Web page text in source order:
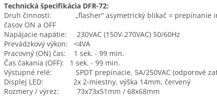
Technická špecifikácia DFR-72:
Druh činnosti: „flasher“ asymetrický blikač = prepínanie
časov ON a OFF
Napájacie napätie: 230VAC (150V-270VAC) 50/60Hz
Prevádzkový výkon: <4VA
Pracovný (ON) čas: 1 sek. - 99 min.
Čas čakania (OFF): 1 sek. - 99 min.
Výstupné relé: SPDT prepínacie, 5A/250VAC (odporové
Displej LED: 2x 2-miestny, výška 14mm, červený
Rozmery / výrez: 73x73x51mm / 68x68mm